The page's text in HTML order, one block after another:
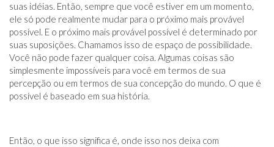
suas idéias. Então, sempre que você estiver em um momento,
ele só pode realmente mudar para o próximo mais provável
possível. E o próximo mais provável possível é determinado por
suas suposições. Chamamos isso de espaço de possibilidade.
Você não pode fazer qualquer coisa. Algumas coisas são
simplesmente impossíveis para você em termos de sua
percepção ou em termos de sua concepção do mundo. O que é
possível é baseado em sua história.
Então, o que isso significa é, onde isso nos deixa com